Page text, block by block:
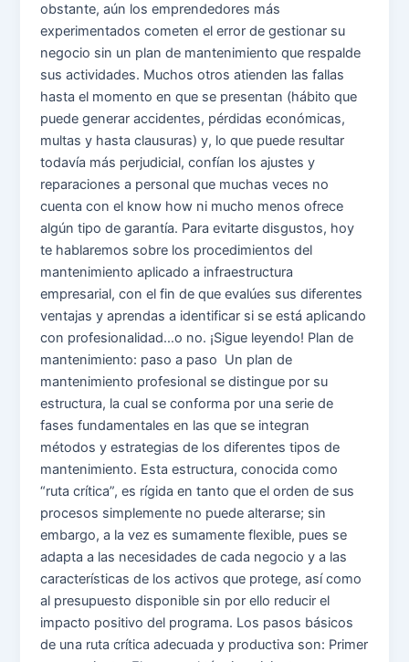
obstante, aún los emprendedores más
experimentados cometen el error de gestionar su
negocio sin un plan de mantenimiento que respalde
sus actividades. Muchos otros atienden las fallas
hasta el momento en que se presentan (hábito que
puede generar accidentes, pérdidas económicas,
multas y hasta clausuras) y, lo que puede resultar
todavía más perjudicial, confían los ajustes y
reparaciones a personal que muchas veces no
cuenta con el know how ni mucho menos ofrece
algún tipo de garantía. Para evitarte disgustos, hoy
te hablaremos sobre los procedimientos del
mantenimiento aplicado a infraestructura
empresarial, con el fin de que evalúes sus diferentes
ventajas y aprendas a identificar si se está aplicando
con profesionalidad…o no. ¡Sigue leyendo! Plan de
mantenimiento: paso a paso Un plan de
mantenimiento profesional se distingue por su
estructura, la cual se conforma por una serie de
fases fundamentales en las que se integran
métodos y estrategias de los diferentes tipos de
mantenimiento. Esta estructura, conocida como
“ruta crítica”, es rígida en tanto que el orden de sus
procesos simplemente no puede alterarse; sin
embargo, a la vez es sumamente flexible, pues se
adapta a las necesidades de cada negocio y a las
características de los activos que protege, así como
al presupuesto disponible sin por ello reducir el
impacto positivo del programa. Los pasos básicos
de una ruta crítica adecuada y productiva son: Primer